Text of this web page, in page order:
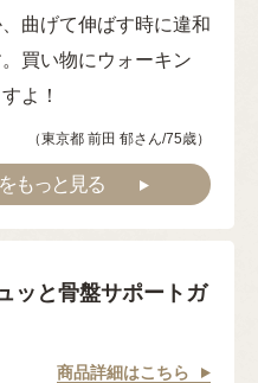
曲げて伸ばす時に違和
買い物にウォーキン
よ！
（東京都 前田 郁さん/75歳）
もっと見る
ッと骨盤サポートガ
商品詳細はこちら